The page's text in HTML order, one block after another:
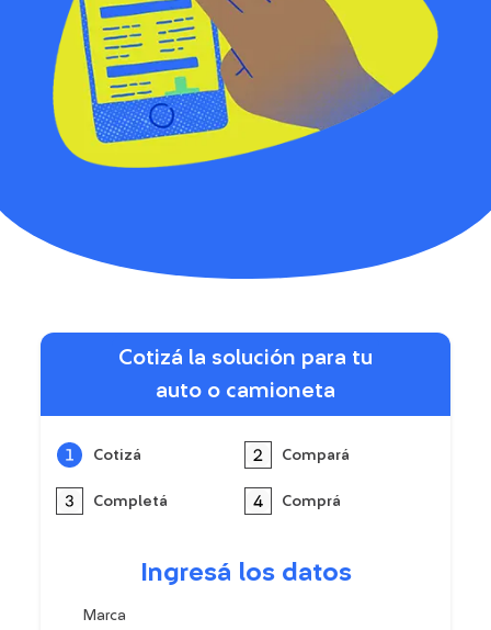
Cotizá la solución para tu
auto o camioneta
Cotizá Compará
Completá Comprá
Ingresá los datos
Marca